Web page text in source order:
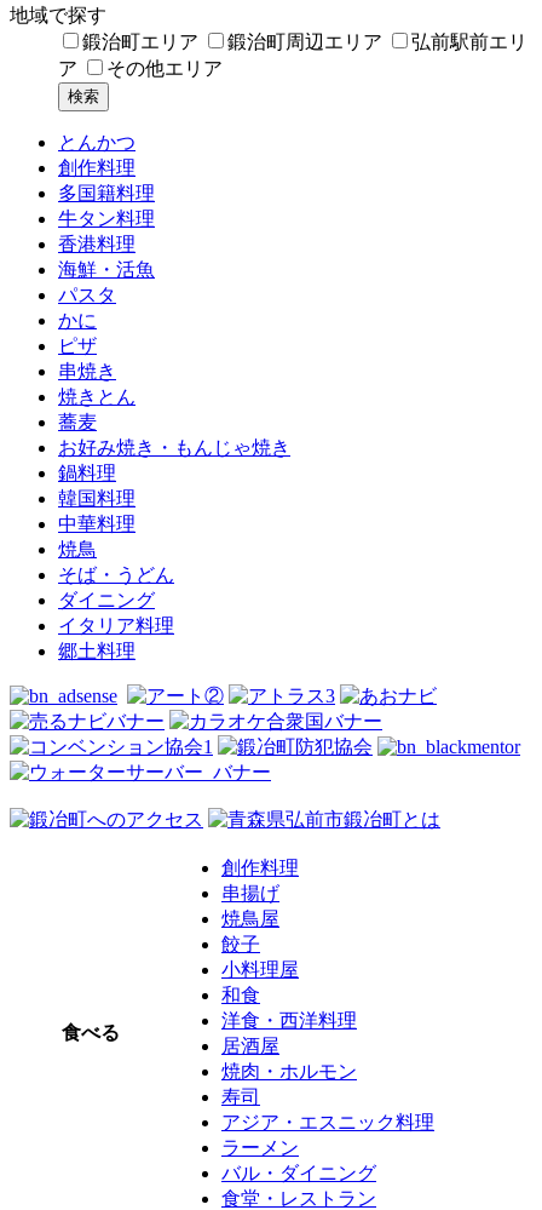
地域で探す
鍛治町エリア
鍛治町周辺エリア
弘前駅前エリ
ア
その他エリア
とんかつ
創作料理
多国籍料理
牛タン料理
香港料理
海鮮・活魚
パスタ
かに
ピザ
串焼き
焼きとん
蕎麦
お好み焼き・もんじゃ焼き
鍋料理
韓国料理
中華料理
焼鳥
そば・うどん
ダイニング
イタリア料理
郷土料理
食べる
創作料理
串揚げ
焼鳥屋
餃子
小料理屋
和食
洋食・西洋料理
居酒屋
焼肉・ホルモン
寿司
アジア・エスニック料理
ラーメン
バル・ダイニング
食堂・レストラン